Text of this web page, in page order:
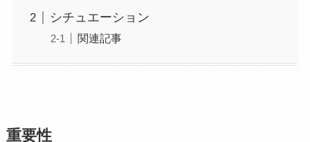
シチュエーション
関連記事
重要性